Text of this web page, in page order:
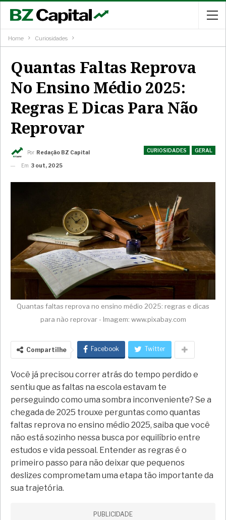
Home Curiosidades
Quantas Faltas Reprova
No Ensino Médio 2025:
Regras E Dicas Para Não
Reprovar
CURIOSIDADES GERAL
Por Redação BZ Capital
Em 3 out, 2025
Quantas faltas reprova no ensino médio 2025: regras e dicas
para não reprovar - Imagem: www.pixabay.com
Compartilhe Facebook Twitter
Você já precisou correr atrás do tempo perdido e
sentiu que as faltas na escola estavam te
perseguindo como uma sombra inconveniente? Se a
chegada de 2025 trouxe perguntas como quantas
faltas reprova no ensino médio 2025, saiba que você
não está sozinho nessa busca por equilíbrio entre
estudos e vida pessoal. Entender as regras é o
primeiro passo para não deixar que pequenos
deslizes comprometam uma etapa tão importante da
sua trajetória.
PUBLICIDADE